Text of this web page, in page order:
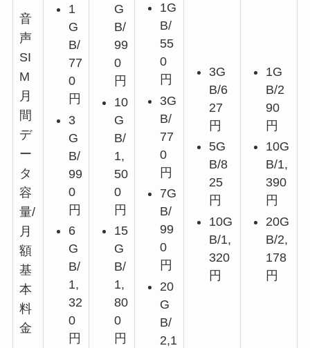
音
声
SI
M
月
間
デ
ー
タ
容
量/
月
額
基
本
料
金
1
G
B/
77
0
円
3
G
B/
99
0
円
6
G
B/
1,
32
0
円
G
B/
99
0
円
10
G
B/
1,
50
0
円
15
G
B/
1,
80
0
円
1G
B/
55
0
円
3G
B/
77
0
円
7G
B/
99
0
円
20
G
B/
2,1
3G
B/6
27
円
5G
B/8
25
円
10G
B/1,
320
円
1G
B/2
90
円
10G
B/1,
390
円
20G
B/2,
178
円